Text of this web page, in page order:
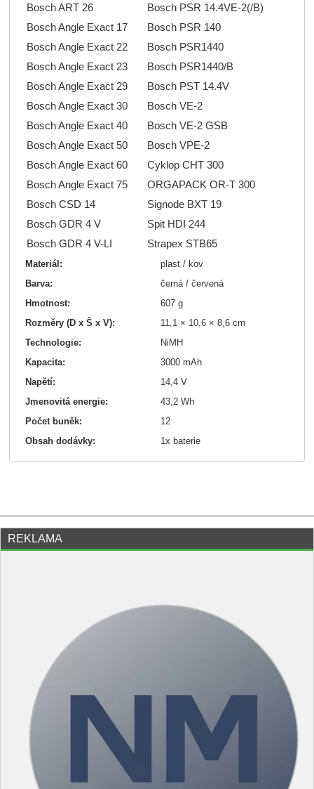
Bosch ART 26
Bosch PSR 14.4VE-2(/B)
Bosch Angle Exact 17
Bosch PSR 140
Bosch Angle Exact 22
Bosch PSR1440
Bosch Angle Exact 23
Bosch PSR1440/B
Bosch Angle Exact 29
Bosch PST 14.4V
Bosch Angle Exact 30
Bosch VE-2
Bosch Angle Exact 40
Bosch VE-2 GSB
Bosch Angle Exact 50
Bosch VPE-2
Bosch Angle Exact 60
Cyklop CHT 300
Bosch Angle Exact 75
ORGAPACK OR-T 300
Bosch CSD 14
Signode BXT 19
Bosch GDR 4 V
Spit HDI 244
Bosch GDR 4 V-LI
Strapex STB65
Materiál:
plast / kov
Barva:
černá / červená
Hmotnost:
607 g
Rozměry (D x Š x V):
11,1 × 10,6 × 8,6 cm
Technologie:
NiMH
Kapacita:
3000 mAh
Napětí:
14,4 V
Jmenovitá energie:
43,2 Wh
Počet buněk:
12
Obsah dodávky:
1x baterie
REKLAMA